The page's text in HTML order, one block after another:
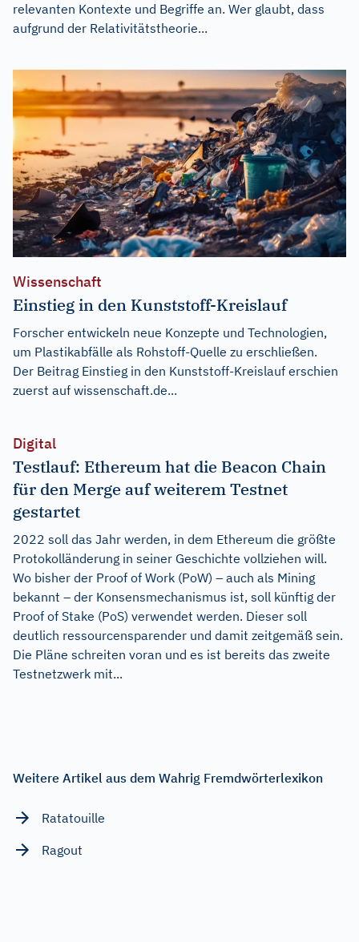
relevanten Kontexte und Begriffe an. Wer glaubt, dass
aufgrund der Relativitätstheorie...
Wissenschaft
Einstieg in den Kunststoff-Kreislauf
Forscher entwickeln neue Konzepte und Technologien,
um Plastikabfälle als Rohstoff-Quelle zu erschließen.
Der Beitrag Einstieg in den Kunststoff-Kreislauf erschien
zuerst auf wissenschaft.de...
Digital
Testlauf: Ethereum hat die Beacon Chain
für den Merge auf weiterem Testnet
gestartet
2022 soll das Jahr werden, in dem Ethereum die größte
Protokolländerung in seiner Geschichte vollziehen will.
Wo bisher der Proof of Work (PoW) – auch als Mining
bekannt – der Konsensmechanismus ist, soll künftig der
Proof of Stake (PoS) verwendet werden. Dieser soll
deutlich ressourcensparender und damit zeitgemäß sein.
Die Pläne schreiten voran und es ist bereits das zweite
Testnetzwerk mit...
Weitere Artikel aus dem Wahrig Fremdwörterlexikon
Ratatouille
Ragout